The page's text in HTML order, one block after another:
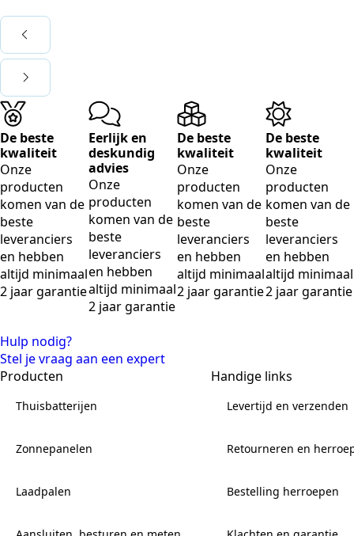
De beste
kwaliteit
Onze
producten
komen van de
beste
leveranciers
en hebben
altijd minimaal
2 jaar garantie
Eerlijk en
deskundig
advies
Onze
producten
komen van de
beste
leveranciers
en hebben
altijd minimaal
2 jaar garantie
De beste
kwaliteit
Onze
producten
komen van de
beste
leveranciers
en hebben
altijd minimaal
2 jaar garantie
De beste
kwaliteit
Onze
producten
komen van de
beste
leveranciers
en hebben
altijd minimaal
2 jaar garantie
Hulp nodig?
Stel je vraag aan een expert
Producten
Thuisbatterijen
Zonnepanelen
Laadpalen
Handige links
Levertijd en verzenden
Retourneren en
Bestelling herroepen